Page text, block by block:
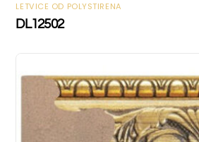
LETVICE OD POLYSTIRENA
DL12502